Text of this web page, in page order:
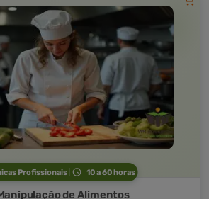
Profissionais 10 a 60 horas
de Alimentos